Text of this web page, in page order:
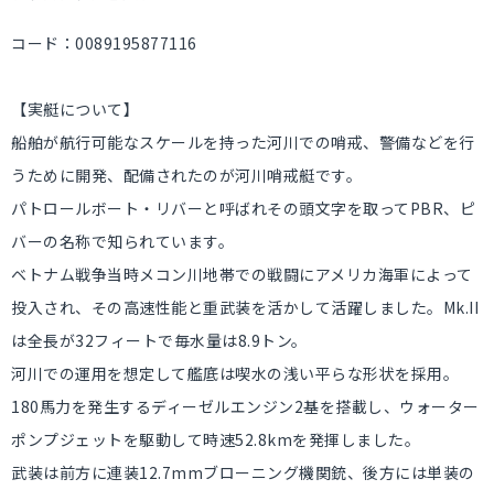
コード：0089195877116
【実艇について】
船舶が航行可能なスケールを持った河川での哨戒、警備などを行
うために開発、配備されたのが河川哨戒艇です。
パトロールボート・リバーと呼ばれその頭文字を取ってPBR、ピ
バーの名称で知られています。
ベトナム戦争当時メコン川地帯での戦闘にアメリカ海軍によって
投入され、その高速性能と重武装を活かして活躍しました。Mk.II
は全長が32フィートで毎水量は8.9トン。
河川での運用を想定して艦底は喫水の浅い平らな形状を採用。
180馬力を発生するディーゼルエンジン2基を搭載し、ウォーター
ポンプジェットを駆動して時速52.8kmを発揮しました。
武装は前方に連装12.7mmブローニング機関銃、後方には単装の